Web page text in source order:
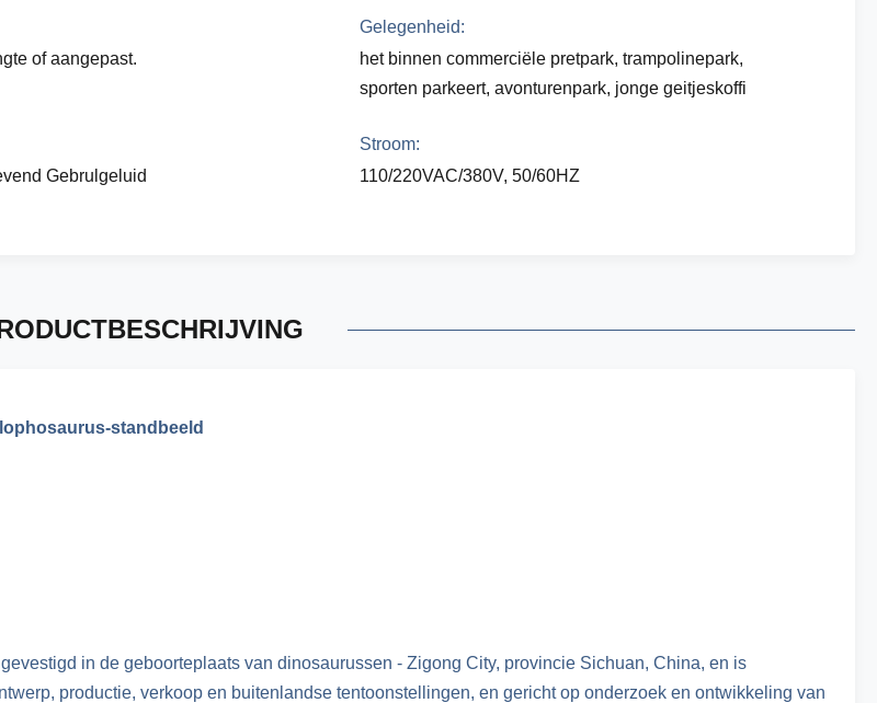
of aangepast.
Gelegenheid:
het binnen commerciële pretpark, trampolinepark,
sporten parkeert, avonturenpark, jonge geitjeskoffi
Gebrulgeluid
Stroom:
110/220VAC/380V, 50/60HZ
standbeeld
in de geboorteplaats van dinosaurussen - Zigong City, provincie Sichuan, China, en is
productie, verkoop en buitenlandse tentoonstellingen, en gericht op onderzoek en ontwikkeling van